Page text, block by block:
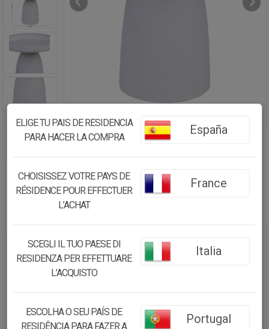
CENTRO DE MESA DECORATIVO
30X30X28.5H CM
28.87€
27.43€
ELIGE TU PAIS DE RESIDENCIA
PARA HACER LA COMPRA
España
CHOISISSEZ VOTRE PAYS DE
RÉSIDENCE POUR EFFECTUER
L’ACHAT
France
SCEGLI IL TUO PAESE DI
RESIDENZA PER EFFETTUARE
L’ACQUISTO
Italia
ESCOLHA O SEU PAÍS DE
RESIDÊNCIA PARA FAZER A
Portugal